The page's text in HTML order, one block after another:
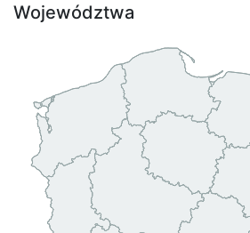
Województwa